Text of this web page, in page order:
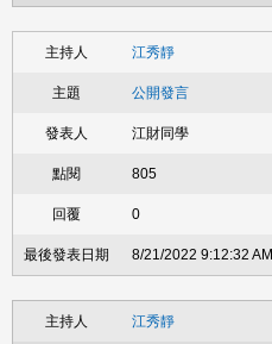
江秀靜
公開發言
江財同學
805
0
8/21/2022 9:12:32 AM
江秀靜